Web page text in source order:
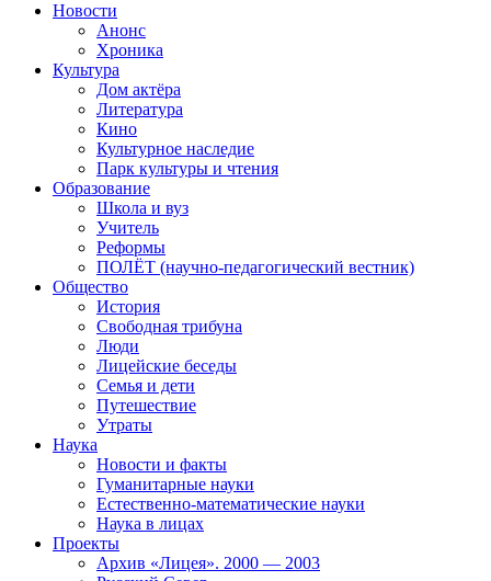
Новости
Анонс
Хроника
Культура
Дом актёра
Литература
Кино
Культурное наследие
Парк культуры и чтения
Образование
Школа и вуз
Учитель
Реформы
ПОЛЁТ (научно-педагогический вестник)
Общество
История
Свободная трибуна
Люди
Лицейские беседы
Семья и дети
Путешествие
Утраты
Наука
Новости и факты
Гуманитарные науки
Естественно-математические науки
Наука в лицах
Проекты
Архив «Лицея». 2000 — 2003